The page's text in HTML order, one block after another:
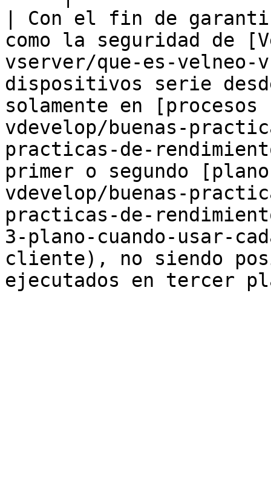
| Con el fin de
como la seguridad de
vserver/que-es-velneo-
dispositivos serie
solamente en
vdevelop/buenas-
practicas-de-
primer o segundo
vdevelop/buenas-
practicas-de-
3-plano-cuando-usar-
cliente), no siendo